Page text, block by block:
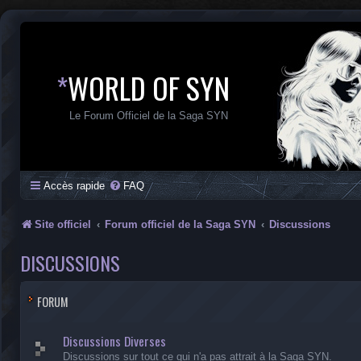
*WORLD OF SYN
Le Forum Officiel de la Saga SYN
Accès rapide FAQ
Site officiel Forum officiel de la Saga SYN Discussions
DISCUSSIONS
FORUM
Discussions Diverses
Discussions sur tout ce qui n'a pas attrait à la Saga SYN.